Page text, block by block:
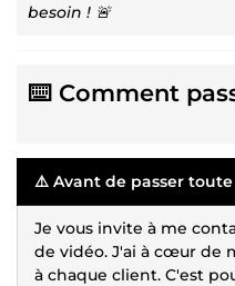
besoin ! 🚨
⌨️ Comment
⚠️ Avant de passer
Je vous invite à me
de vidéo. J'ai à cœur de
à chaque client. C'est